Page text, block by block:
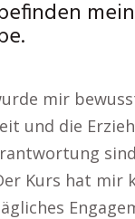
mir
und die
Kurs hat mir